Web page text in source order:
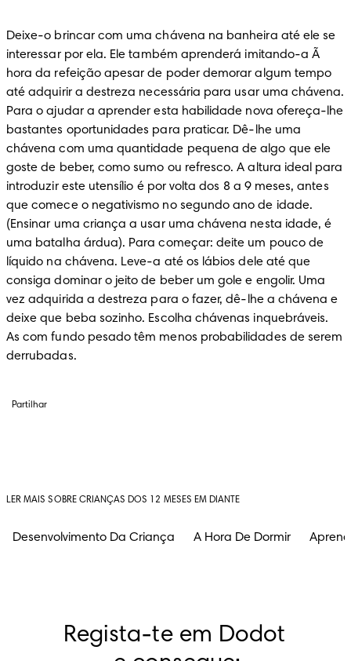
Deixe-o brincar com uma chávena na banheira até ele se
interessar por ela. Ele também aprenderá imitando-a Ã
hora da refeição apesar de poder demorar algum tempo
até adquirir a destreza necessária para usar uma chávena.
Para o ajudar a aprender esta habilidade nova ofereça-lhe
bastantes oportunidades para praticar. Dê-lhe uma
chávena com uma quantidade pequena de algo que ele
goste de beber, como sumo ou refresco. A altura ideal para
introduzir este utensílio é por volta dos 8 a 9 meses, antes
que comece o negativismo no segundo ano de idade.
(Ensinar uma criança a usar uma chávena nesta idade, é
uma batalha árdua). Para começar: deite um pouco de
líquido na chávena. Leve-a até os lábios dele até que
consiga dominar o jeito de beber um gole e engolir. Uma
vez adquirida a destreza para o fazer, dê-lhe a chávena e
deixe que beba sozinho. Escolha chávenas inquebráveis.
As com fundo pesado têm menos probabilidades de serem
derrubadas.
Partilhar
LER MAIS SOBRE CRIANÇAS DOS 12 MESES EM DIANTE
Desenvolvimento Da Criança A Hora De Dormir
Regista-te em Dodot